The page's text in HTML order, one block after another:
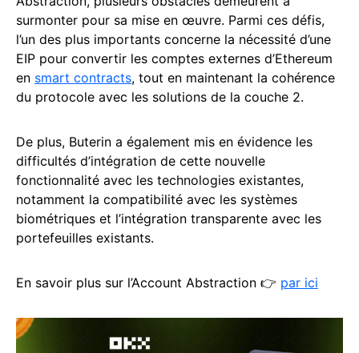
surmonter pour sa mise en œuvre. Parmi ces défis,
l’un des plus importants concerne la nécessité d’une
EIP pour convertir les comptes externes d’Ethereum
en smart contracts, tout en maintenant la cohérence
du protocole avec les solutions de la couche 2.
De plus, Buterin a également mis en évidence les
difficultés d’intégration de cette nouvelle
fonctionnalité avec les technologies existantes,
notamment la compatibilité avec les systèmes
biométriques et l’intégration transparente avec les
portefeuilles existants.
En savoir plus sur l’Account Abstraction 👉 par ici